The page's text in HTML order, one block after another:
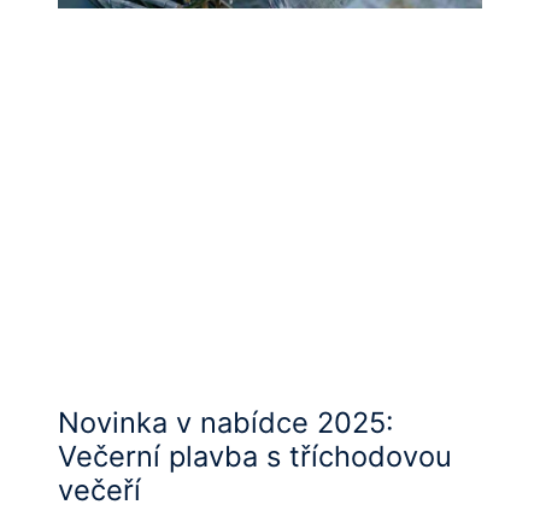
Novinka v nabídce 2025:
Večerní plavba s tříchodovou
večeří